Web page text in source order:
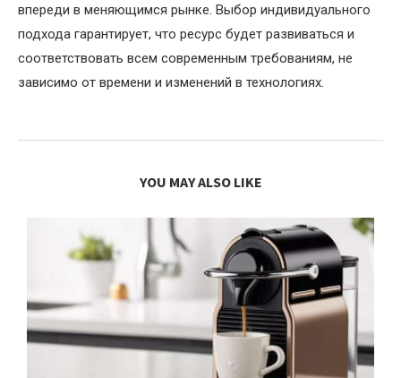
впереди в меняющимся рынке. Выбор индивидуального
подхода гарантирует, что ресурс будет развиваться и
соответствовать всем современным требованиям, не
зависимо от времени и изменений в технологиях.
YOU MAY ALSO LIKE